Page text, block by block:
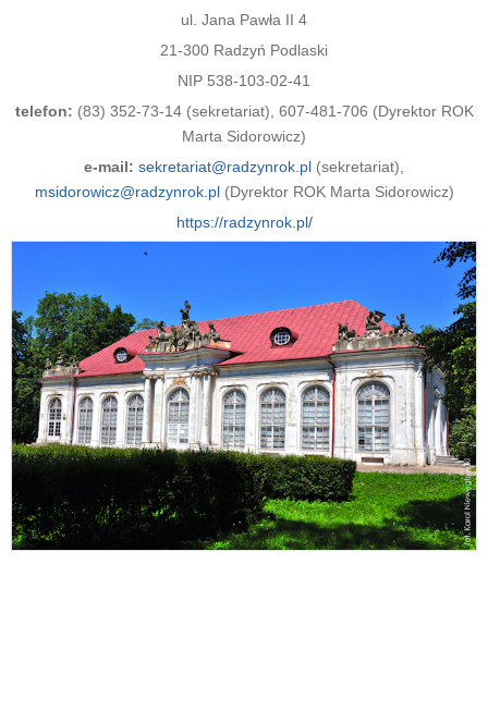
ul. Jana Pawła II 4
21-300 Radzyń Podlaski
NIP 538-103-02-41
telefon: (83) 352-73-14 (sekretariat), 607-481-706 (Dyrektor ROK
Marta Sidorowicz)
e-mail: sekretariat@radzynrok.pl (sekretariat),
msidorowicz@radzynrok.pl(Dyrektor ROK Marta Sidorowicz)
https://radzynrok.pl/